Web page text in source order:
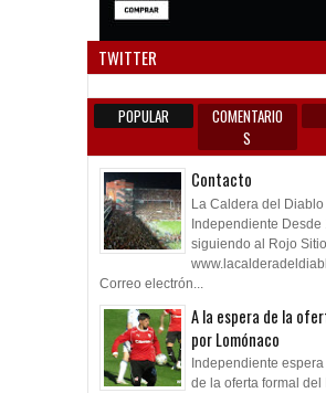
TWITTER
POPULAR
COMENTARIO
S
Contacto
La Caldera del
Independiente Desde
siguiendo al Rojo
Correo electrón...
A la espera de la
por Lomónaco
Independiente
de la oferta formal del